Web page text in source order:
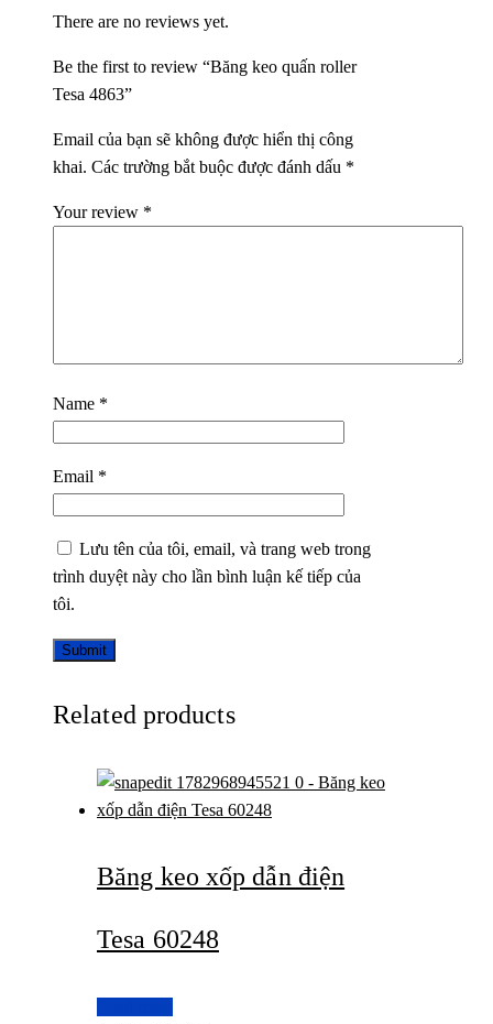
There are no reviews yet.
Be the first to review “Băng keo quấn roller
Tesa 4863”
Email của bạn sẽ không được hiển thị công
khai. Các trường bắt buộc được đánh dấu *
Your review *
Name *
Email *
Lưu tên của tôi, email, và trang web trong
trình duyệt này cho lần bình luận kế tiếp của
tôi.
Related products
Băng keo xốp dẫn điện
Tesa 60248